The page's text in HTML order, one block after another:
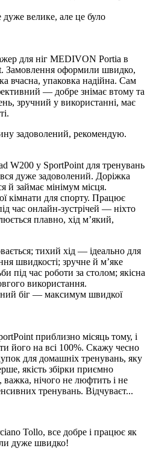
велике, але це було
для ніг MEDIVON Portia в
Замовлення оформили швидко,
вчасна, упаковка надійна. Сам
— добре знімає втому та
зручний у використанні, має
задоволений, рекомендую.
W200 у SportPoint для тренувань
дуже задоволений. Доріжка
й займає мінімум місця.
кімнати для спорту. Працює
час онлайн-зустрічей — ніхто
плавно, хід м’який,
тихий хід — ідеально для
швидкості; зручне й м’яке
під час роботи за столом; якісна
використання.
біг — максимум швидкої
приблизно місяць тому, і
його на всі 100%. Скажу чесно
для домашніх тренувань, яку
якість збірки приємно
нічого не люфтить і не
тренувань. Відчуваєт...
Tollo, все добре і працює як
дуже швидко!